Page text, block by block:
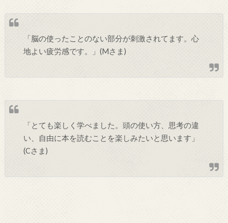
「脳の使ったことのない部分が刺激されてます。心
地よい疲労感です。」(Mさま)
「とても楽しく学べました。頭の使い方、思考の違
い、自由に本を読むことを楽しみたいと思います」
(Cさま)